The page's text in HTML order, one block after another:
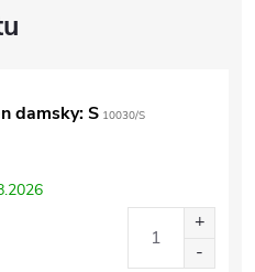
damsky: S 10030/S